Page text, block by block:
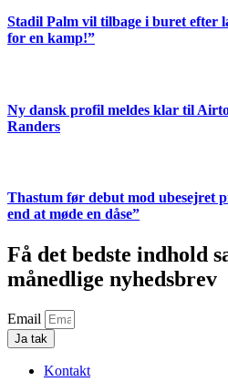
Stadil Palm vil tilbage i buret efter
for en kamp!”
Ny dansk profil meldes klar til
Randers
Thastum før debut mod ubesejret
end at møde en dåse”
Få det bedste indhold
månedlige nyhedsbrev
Email
Ja tak
Kontakt